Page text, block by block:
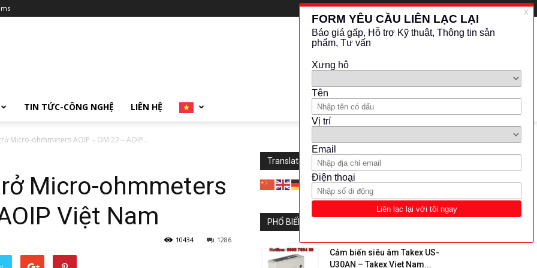
TIN TỨC-CÔNG NGHỆ LIÊN HỆ
Micro-ohmmeters AOIP – OM 22 – AOIP...
Micro-ohmmeters
Việt Nam
1286
10434
Translate this website
PHỔ BIẾN
Cảm biến siêu âm Takex US-
U30AN – Takex Viet Nam...